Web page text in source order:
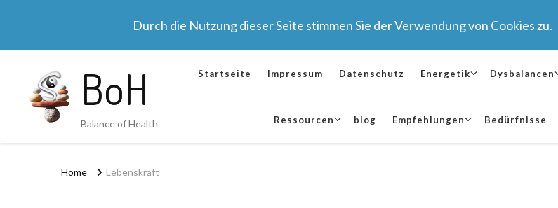
Durch die Nutzung dieser Seite stimmen Sie der Verwendung von Cookies zu.
BoH
Balance of Health
Startseite Impressum Datenschutz Energetik Dysbalancen
Ressourcen blog Empfehlungen Bedürfnisse
Home Lebenskraft